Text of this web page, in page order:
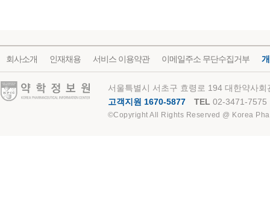
회사소개 인재채용 서비스 이용약관 이메일주소 무단수집거부
약학정보원
서울특별시 서초구 효령로 194 대한약사
고객지원 1670-5877
TEL 02-3471-7575
©Copyright All Rights Reserved @ Korea